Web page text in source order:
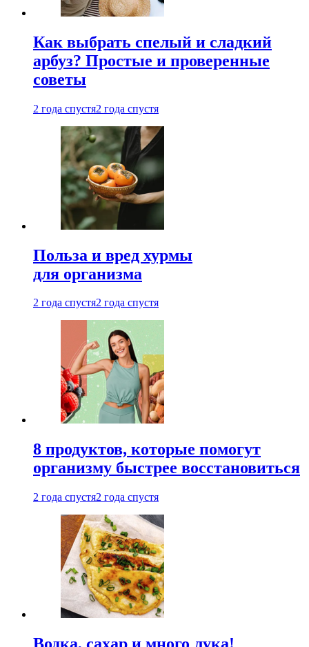
Как выбрать спелый и сладкий
арбуз? Простые и проверенные
советы
2 года спустя2 года спустя
Польза и вред хурмы
для организма
2 года спустя2 года спустя
8 продуктов, которые помогут
организму быстрее восстановиться
2 года спустя2 года спустя